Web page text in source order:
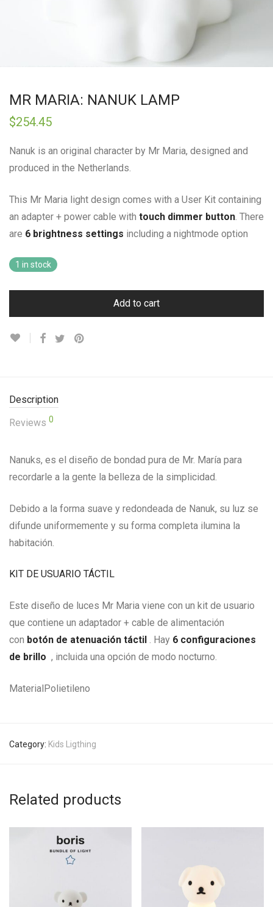
MR MARIA: NANUK LAMP
$254.45
Nanuk is an original character by Mr Maria, designed and
produced in the Netherlands.
This Mr Maria light design comes with a User Kit containing
an adapter + power cable with touch dimmer button. There
are 6 brightness settings including a nightmode option
1 in stock
Add to cart
Description
Reviews 0
Nanuks, es el diseño de bondad pura de Mr. María para
recordarle a la gente la belleza de la simplicidad.
Debido a la forma suave y redondeada de Nanuk, su luz se
difunde uniformemente y su forma completa ilumina la
habitación.
KIT DE USUARIO TÁCTIL
Este diseño de luces Mr Maria viene con un kit de usuario
que contiene un adaptador + cable de alimentación
con botón de atenuación táctil . Hay 6 configuraciones
de brillo , incluida una opción de modo nocturno.
MaterialPolietileno
Category: Kids Ligthing
Related products